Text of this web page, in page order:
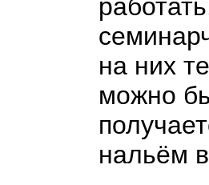
на них
можно
нальём